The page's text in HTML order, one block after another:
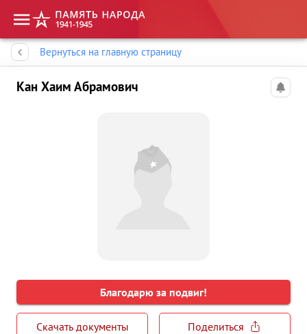
Вернуться на главную страницу
Кан Хаим Абрамович
Благодарю за подвиг!
Скачать документы
Поделиться
Память народа